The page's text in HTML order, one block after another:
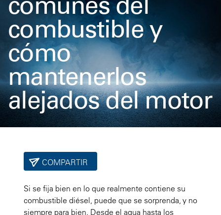
combustible y
cómo
mantenerlos
alejados del motor
COMPARTIR
Si se fija bien en lo que realmente contiene su
combustible diésel, puede que se sorprenda, y no
siempre para bien. Desde el agua hasta los